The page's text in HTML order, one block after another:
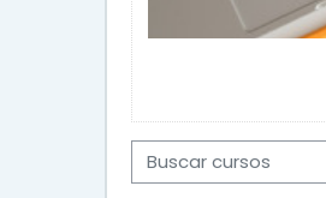
Buscar cursos